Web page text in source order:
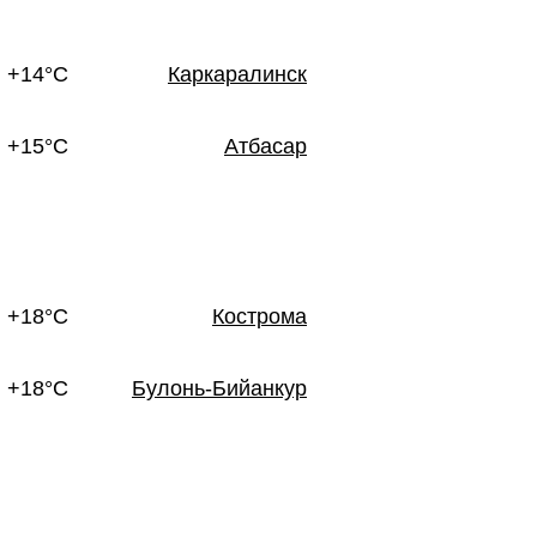
+14°C Каркаралинск
+15°C Атбасар
+18°C Кострома
+18°C Булонь-Бийанкур